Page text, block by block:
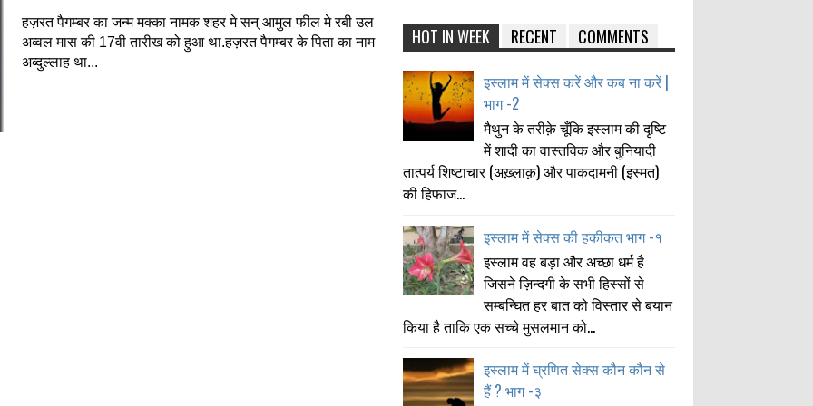
हज़रत पैगम्बर का जन्म मक्का नामक शहर मे सन् आमुल फील मे रबी उल
अव्वल मास की 17वी तारीख को हुआ था.हज़रत पैगम्बर के पिता का नाम
अब्दुल्लाह था...
HOT IN WEEK RECENT COMMENTS
इस्लाम में सेक्स करें और कब ना करें |
भाग -2
मैथुन के तरीक़े चूँकि इस्लाम की दृष्टि
में शादी का वास्तविक और बुनियादी
तात्पर्य शिष्टाचार (अख़्लाक़) और पाकदामनी (इस्मत)
की हिफाज...
इस्लाम में सेक्स की हकीकत भाग -१
इस्लाम वह बड़ा और अच्छा धर्म है
जिसने ज़िन्दगी के सभी हिस्सों से
सम्बन्घित हर बात को विस्तार से बयान
किया है ताकि एक सच्चे मुसलमान को...
इस्लाम में घ्रणित सेक्स कौन कौन से
हैं ? भाग -३